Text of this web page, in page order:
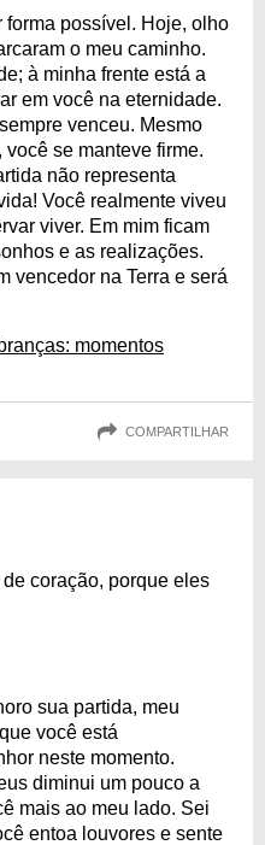
possível. Hoje, olho
o meu caminho.
à minha frente está a
em você na eternidade.
venceu. Mesmo
se manteve firme.
não representa
Você realmente viveu
viver. Em mim ficam
e as realizações.
vencedor na Terra e será
momentos
COMPARTILHAR
coração, porque eles
sua partida, meu
você está
neste momento.
diminui um pouco a
mais ao meu lado. Sei
entoa louvores e sente